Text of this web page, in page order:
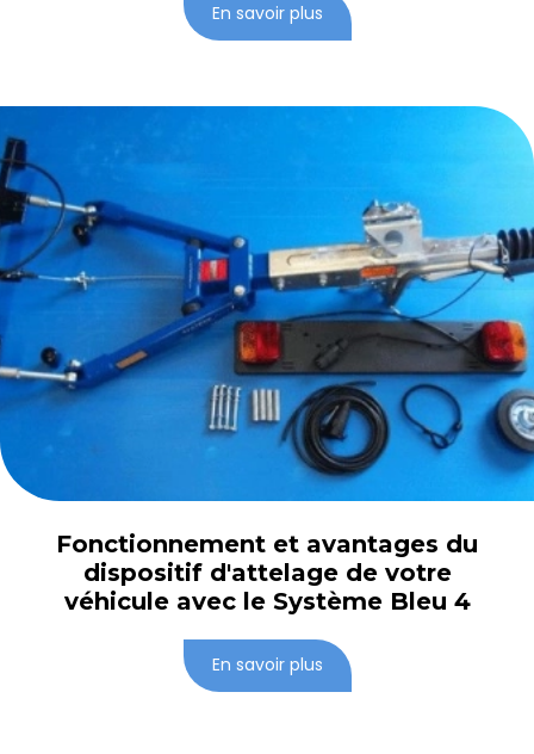
En savoir plus
Fonctionnement et avantages du
dispositif d'attelage de votre
véhicule avec le Système Bleu 4
En savoir plus